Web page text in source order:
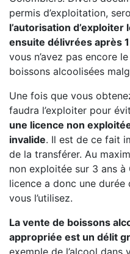
permis d’exploitation,
l’autorisation
ensuite délivrées après
vous n’avez pas encore
boissons alcoolisées
Une fois que vous
faudra l’exploiter pour
une licence non
invalide. Il est de ce fait
de la transférer. Au
non exploitée sur 3 ans
licence a donc une
vous l’utilisez.
La vente de boissons
appropriée est un délit
exemple de l’alcool dans